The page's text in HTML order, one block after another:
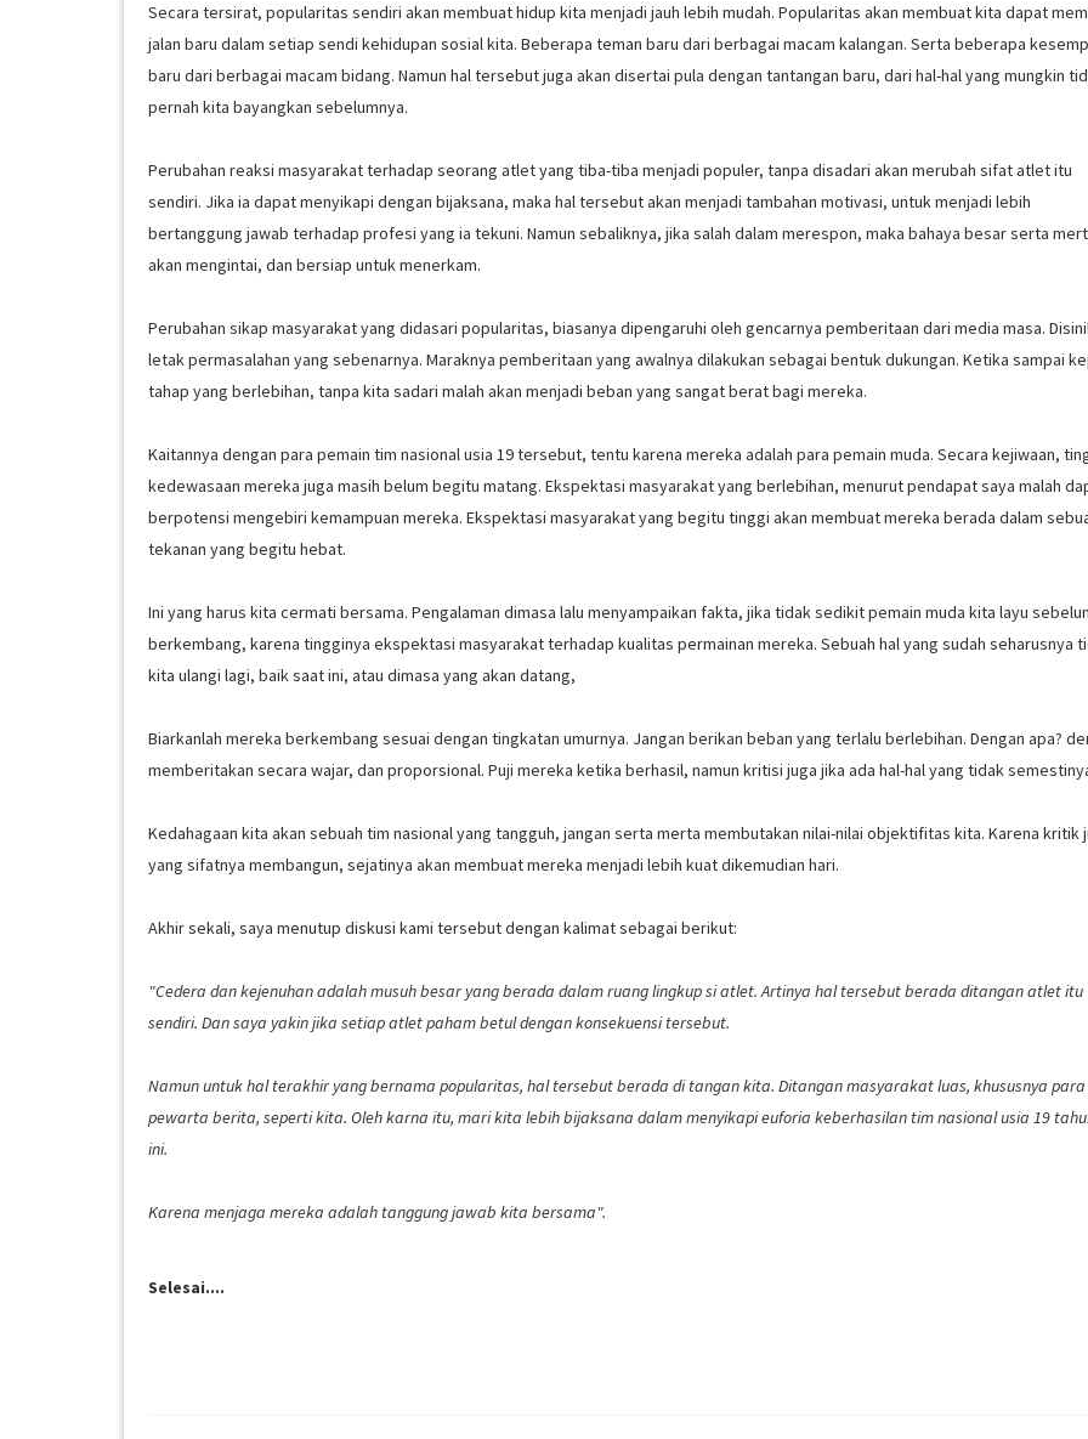
Secara tersirat, popularitas sendiri akan membuat hidup kita menjadi jauh lebih mudah. Popularitas akan membuat kita dapat
jalan baru dalam setiap sendi kehidupan sosial kita. Beberapa teman baru dari berbagai macam kalangan. Serta beberapa
baru dari berbagai macam bidang. Namun hal tersebut juga akan disertai pula dengan tantangan baru, dari hal-hal yang mungkin
pernah kita bayangkan sebelumnya.
Perubahan reaksi masyarakat terhadap seorang atlet yang tiba-tiba menjadi populer, tanpa disadari akan merubah sifat atlet itu
sendiri. Jika ia dapat menyikapi dengan bijaksana, maka hal tersebut akan menjadi tambahan motivasi, untuk menjadi lebih
bertanggung jawab terhadap profesi yang ia tekuni. Namun sebaliknya, jika salah dalam merespon, maka bahaya besar serta
akan mengintai, dan bersiap untuk menerkam.
Perubahan sikap masyarakat yang didasari popularitas, biasanya dipengaruhi oleh gencarnya pemberitaan dari media masa.
letak permasalahan yang sebenarnya. Maraknya pemberitaan yang awalnya dilakukan sebagai bentuk dukungan. Ketika sampai
tahap yang berlebihan, tanpa kita sadari malah akan menjadi beban yang sangat berat bagi mereka.
Kaitannya dengan para pemain tim nasional usia 19 tersebut, tentu karena mereka adalah para pemain muda. Secara kejiwaan,
kedewasaan mereka juga masih belum begitu matang. Ekspektasi masyarakat yang berlebihan, menurut pendapat saya malah
berpotensi mengebiri kemampuan mereka. Ekspektasi masyarakat yang begitu tinggi akan membuat mereka berada dalam
tekanan yang begitu hebat.
Ini yang harus kita cermati bersama. Pengalaman dimasa lalu menyampaikan fakta, jika tidak sedikit pemain muda kita layu
berkembang, karena tingginya ekspektasi masyarakat terhadap kualitas permainan mereka. Sebuah hal yang sudah seharusnya
kita ulangi lagi, baik saat ini, atau dimasa yang akan datang,
Biarkanlah mereka berkembang sesuai dengan tingkatan umurnya. Jangan berikan beban yang terlalu berlebihan. Dengan apa?
memberitakan secara wajar, dan proporsional. Puji mereka ketika berhasil, namun kritisi juga jika ada hal-hal yang tidak
Kedahagaan kita akan sebuah tim nasional yang tangguh, jangan serta merta membutakan nilai-nilai objektifitas kita. Karena kritik
yang sifatnya membangun, sejatinya akan membuat mereka menjadi lebih kuat dikemudian hari.
Akhir sekali, saya menutup diskusi kami tersebut dengan kalimat sebagai berikut:
"Cedera dan kejenuhan adalah musuh besar yang berada dalam ruang lingkup si atlet. Artinya hal tersebut berada ditangan atlet itu
sendiri. Dan saya yakin jika setiap atlet paham betul dengan konsekuensi tersebut.
Namun untuk hal terakhir yang bernama popularitas, hal tersebut berada di tangan kita. Ditangan masyarakat luas, khususnya para
pewarta berita, seperti kita. Oleh karna itu, mari kita lebih bijaksana dalam menyikapi euforia keberhasilan tim nasional usia 19
ini.
Karena menjaga mereka adalah tanggung jawab kita bersama".
Selesai....